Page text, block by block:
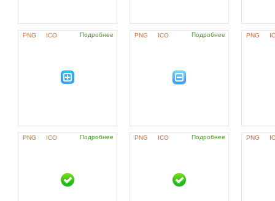
PNG ICO Подробнее PNG ICO Подробнее PNG
PNG ICO Подробнее PNG ICO Подробнее PNG